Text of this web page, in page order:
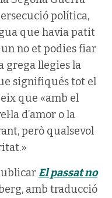
política,
que havia patit
no et podies fiar
grega llegies la
signifiqués tot el
que «amb el
d’amor o la
però qualsevol
El passat no
amb traducció